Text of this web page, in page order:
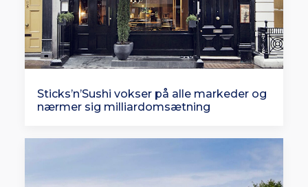
Sticks’n’Sushi vokser på alle markeder og
nærmer sig milliardomsætning